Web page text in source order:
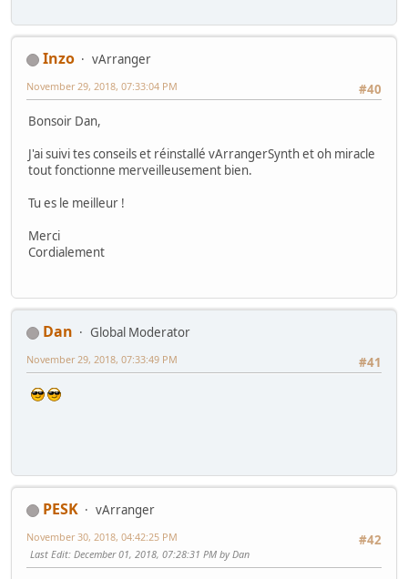
Inzo
vArranger
#40
November 29, 2018, 07:33:04 PM
Bonsoir Dan,
J'ai suivi tes conseils et réinstallé vArrangerSynth et oh miracle
tout fonctionne merveilleusement bien.
Tu es le meilleur !
Merci
Cordialement
Dan
Global Moderator
#41
November 29, 2018, 07:33:49 PM
PESK
vArranger
#42
November 30, 2018, 04:42:25 PM
Last Edit: December 01, 2018, 07:28:31 PM by Dan